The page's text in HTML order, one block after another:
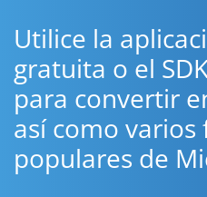
Utilice la
gratuita o el
para convertir
así como
populares de